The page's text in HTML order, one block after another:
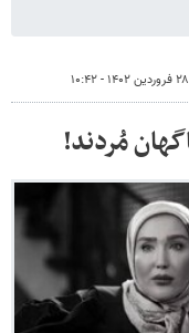
۲۸ فروردین ۱۴۰۲ - ۱۰:۴۲
مُردند!